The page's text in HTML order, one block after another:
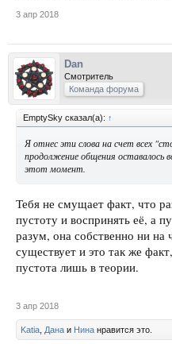
3 апр 2018
Dan
Смотритель
Команда форума
EmptySky сказал(а): ↑
Я отнес эти слова на счет всех
продолжение общения
этот момент.
Тебя не смущает факт, что
пустоту и воспринять её, а
разум, она собственно ни на
существует и это так же
пустота лишь в теории.
3 апр 2018
Katia Дана и Нина нравится это.